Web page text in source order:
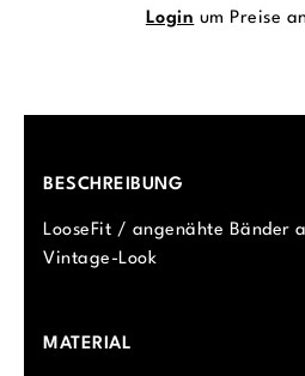
Login um Preise
BESCHREIBUNG
LooseFit / angenähte Bänder
Vintage-Look
MATERIAL